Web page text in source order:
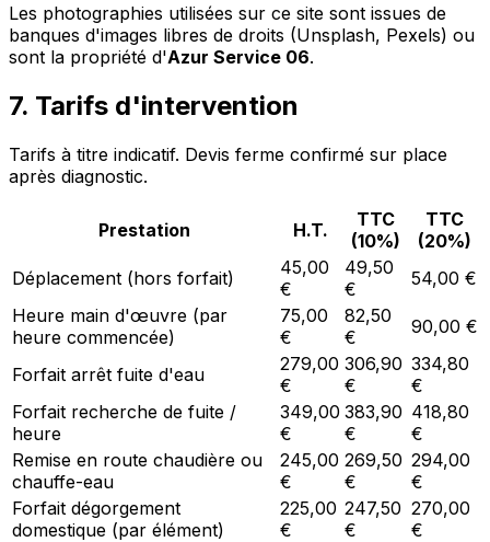
Les photographies utilisées sur ce site sont issues de
banques d'images libres de droits (Unsplash, Pexels) ou
sont la propriété d'Azur Service 06.
7. Tarifs d'intervention
Tarifs à titre indicatif. Devis ferme confirmé sur place
après diagnostic.
Prestation H.T.
TTC
(10%)
TTC
(20%)
Déplacement (hors forfait)
45,00
€
49,50
€
54,00 €
Heure main d'œuvre (par
heure commencée)
75,00
€
82,50
€
90,00 €
Forfait arrêt fuite d'eau
279,00
€
306,90
€
334,80
€
Forfait recherche de fuite /
heure
349,00
€
383,90
€
418,80
€
Remise en route chaudière ou
chauffe-eau
245,00
€
269,50
€
294,00
€
Forfait dégorgement
domestique (par élément)
225,00
€
247,50
€
270,00
€